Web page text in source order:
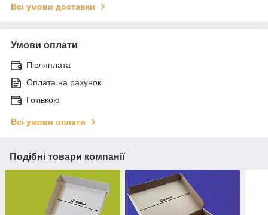
Всі умови доставки
Умови оплати
Післяплата
Оплата на рахунок
Готівкою
Всі умови оплати
Подібні товари компанії